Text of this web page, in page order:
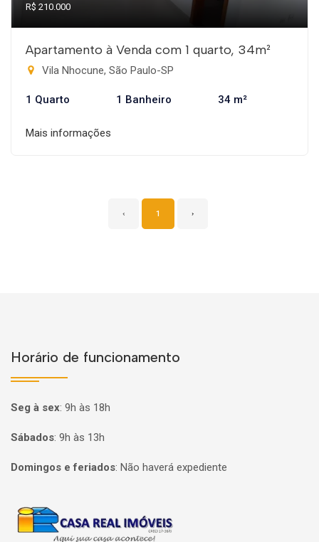
R$ 210.000
Apartamento à Venda com 1 quarto, 34m²
Vila Nhocune, São Paulo-SP
1 Quarto 1 Banheiro 34 m²
Mais informações
‹ 1 ›
Horário de funcionamento
Seg à sex: 9h às 18h
Sábados: 9h às 13h
Domingos e feriados: Não haverá expediente
Página inicial